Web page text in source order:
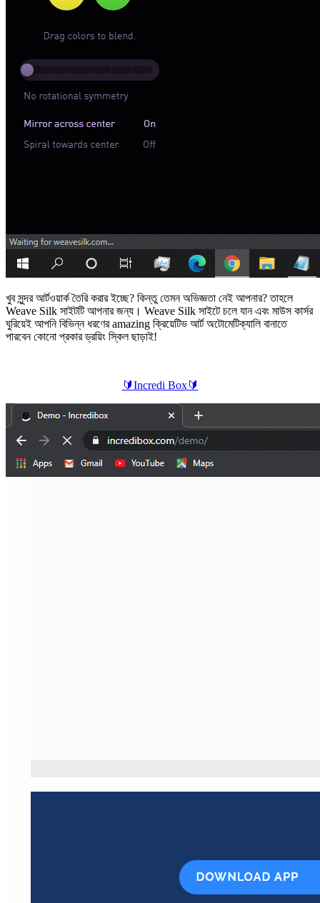
খুব সুন্দর আর্টওয়ার্ক তৈরি করার ইচ্ছে? কিন্তু তেমন অভিজ্ঞতা নেই আপনার? তাহলে
Weave Silk সাইটটি আপনার জন্য। Weave Silk সাইটে চলে যান এবং মাউস কার্সর
ঘুরিয়েই আপনি বিভিন্ন ধরণের amazing ক্রিয়েটিভ আর্ট অটোমেটিক্যালি বানাতে
পারবেন কোনো প্রকার ড্রয়িং স্কিল ছাড়াই!
🔰Incredi Box🔰